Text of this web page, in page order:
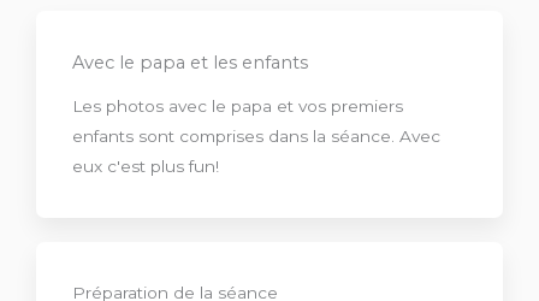
Avec le papa et les enfants
Les photos avec le papa et vos premiers
enfants sont comprises dans la séance. Avec
eux c'est plus fun!
Préparation de la séance